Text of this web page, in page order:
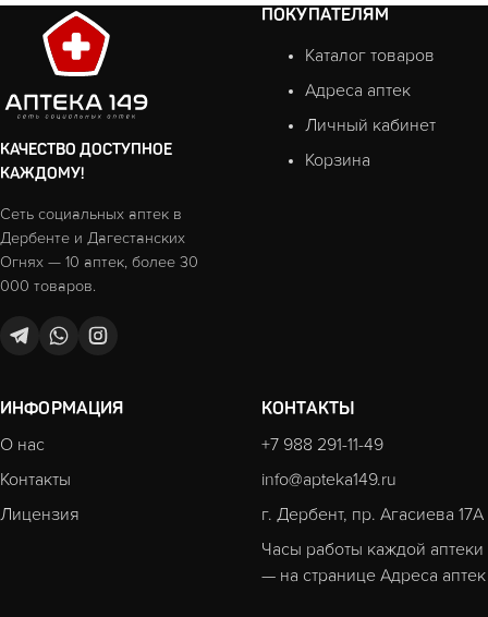
КАЧЕСТВО ДОСТУПНОЕ
КАЖДОМУ!
Сеть социальных аптек в
Дербенте и Дагестанских
Огнях — 10 аптек, более 30
000 товаров.
ПОКУПАТЕЛЯМ
Каталог товаров
Адреса аптек
Личный кабинет
Корзина
ИНФОРМАЦИЯ
О нас
Контакты
Лицензия
КОНТАКТЫ
+7 988 291-11-49
info@apteka149.ru
г. Дербент, пр. Агасиева 17А
Часы работы каждой аптеки
— на странице Адреса аптек